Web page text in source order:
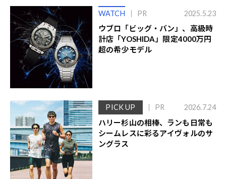
WATCH PR 2025.5.23
ウブロ「ビッグ・バン」、高級時
計店「YOSHIDA」限定4000万円
超の希少モデル
PICK UP PR 2026.7.24
ハリー杉山の相棒、ランも日常も
シームレスに彩るアイヴォルのサ
ングラス